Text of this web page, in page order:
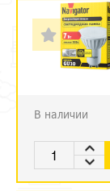
В наличии